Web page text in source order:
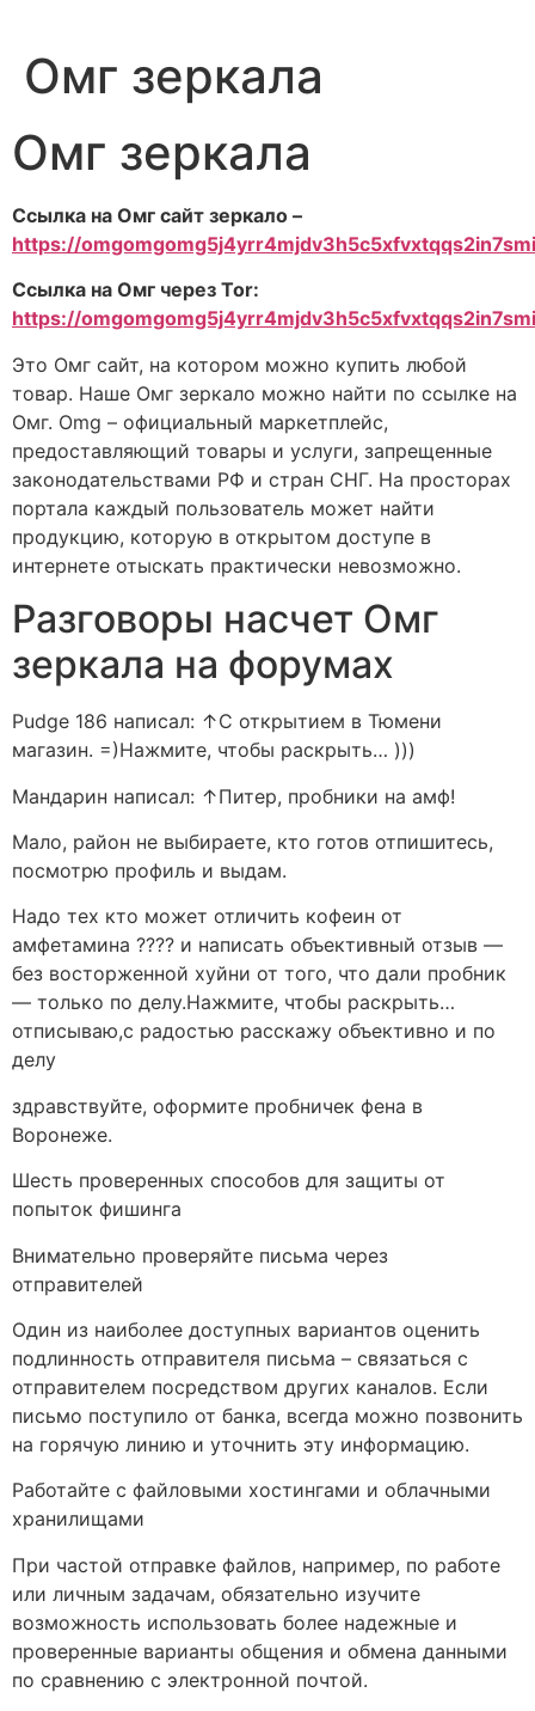
Омг зеркала
Омг зеркала
Ссылка на Омг сайт зеркало –
https://
Ссылка на Омг через Tor:
https://
Это Омг сайт, на котором можно купить любой
товар. Наше Омг зеркало можно найти по ссылке на
Омг. Omg – официальный маркетплейс,
предоставляющий товары и услуги, запрещенные
законодательствами РФ и стран СНГ. На просторах
портала каждый пользователь может найти
продукцию, которую в открытом доступе в
интернете отыскать практически невозможно.
Разговоры насчет Омг
зеркала на форумах
Pudge 186 написал: ↑С открытием в Тюмени
магазин. =)Нажмите, чтобы раскрыть… )))
Мандарин написал: ↑Питер, пробники на амф!
Мало, район не выбираете, кто готов отпишитесь,
посмотрю профиль и выдам.
Надо тех кто может отличить кофеин от
амфетамина ???? и написать объективный отзыв —
без восторженной хуйни от того, что дали пробник
— только по делу.Нажмите, чтобы раскрыть…
отписываю,с радостью расскажу объективно и по
делу
здравствуйте, оформите пробничек фена в
Воронеже.
Шесть проверенных способов для защиты от
попыток фишинга
Внимательно проверяйте письма через
отправителей
Один из наиболее доступных вариантов оценить
подлинность отправителя письма – связаться с
отправителем посредством других каналов. Если
письмо поступило от банка, всегда можно позвонить
на горячую линию и уточнить эту информацию.
Работайте с файловыми хостингами и облачными
хранилищами
При частой отправке файлов, например, по работе
или личным задачам, обязательно изучите
возможность использовать более надежные и
проверенные варианты общения и обмена данными
по сравнению с электронной почтой.